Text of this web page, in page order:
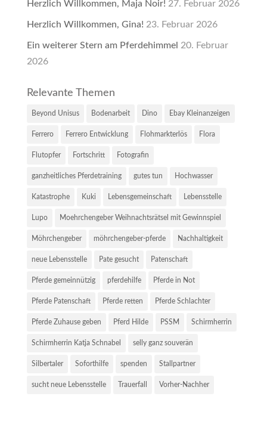
Herzlich Willkommen, Maja Noir! 27. Februar 2026
Herzlich Willkommen, Gina! 23. Februar 2026
Ein weiterer Stern am Pferdehimmel 20. Februar
2026
Relevante Themen
Beyond Unisus Bodenarbeit Dino Ebay Kleinanzeigen
Ferrero Ferrero Entwicklung Flohmarkterlös Flora
Flutopfer Fortschritt Fotografin
ganzheitliches Pferdetraining gutes tun Hochwasser
Katastrophe Kuki Lebensgemeinschaft Lebensstelle
Lupo Moehrchengeber Weihnachtsrätsel mit Gewinnspiel
Möhrchengeber möhrchengeber-pferde Nachhaltigkeit
neue Lebensstelle Pate gesucht Patenschaft
Pferde gemeinnützig pferdehilfe Pferde in Not
Pferde Patenschaft Pferde retten Pferde Schlachter
Pferde Zuhause geben Pferd Hilde PSSM Schirmherrin
Schirmherrin Katja Schnabel selly ganz souverän
Silbertaler Soforthilfe spenden Stallpartner
sucht neue Lebensstelle Trauerfall Vorher-Nachher